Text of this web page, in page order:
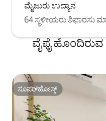
ಮೈಜುರು ಉದ್ಯಾನ
64 ಸ್ಥಳೀಯರು ಶಿಫಾರಸು
ವೈಫೈ
ಸೂಪರ್‌ಹೋಸ್ಟ್
ಸೂಪರ್‌ಹೋಸ್ಟ್